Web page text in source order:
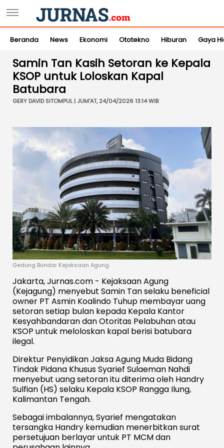
Beranda News Ekonomi Ototekno Hiburan Gaya
Samin Tan Kasih Setoran ke Kepala
KSOP untuk Loloskan Kapal
Batubara
GERY DAVID SITOMPUL | JUM'AT, 24/04/2026 13:14 WIB
Gedung Bundar Kejaksaan Agung.
Jakarta, Jurnas.com - Kejaksaan Agung
(Kejagung) menyebut Samin Tan selaku beneficial
owner PT Asmin Koalindo Tuhup membayar uang
setoran setiap bulan kepada Kepala Kantor
Kesyahbandaran dan Otoritas Pelabuhan atau
KSOP untuk meloloskan kapal berisi batubara
ilegal.
Direktur Penyidikan Jaksa Agung Muda Bidang
Tindak Pidana Khusus Syarief Sulaeman Nahdi
menyebut uang setoran itu diterima oleh Handry
Sulfian (HS) selaku Kepala KSOP Rangga Ilung,
Kalimantan Tengah.
Sebagai imbalannya, Syarief mengatakan
tersangka Handry kemudian menerbitkan surat
persetujuan berlayar untuk PT MCM dan